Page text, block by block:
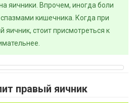
яичники. Впрочем, иногда боли
кишечника. Когда при
яичник, стоит присмотреться к
правый яичник